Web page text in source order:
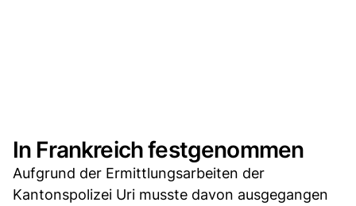
In Frankreich festgenommen
Aufgrund der Ermittlungsarbeiten der
Kantonspolizei Uri musste davon ausgegangen